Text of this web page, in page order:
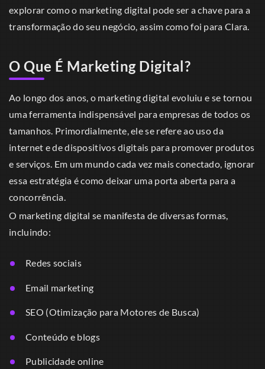
explorar como o marketing digital pode ser a chave para a
transformação do seu negócio, assim como foi para Clara.
O Que É Marketing Digital?
Ao longo dos anos, o marketing digital evoluiu e se tornou
uma ferramenta indispensável para empresas de todos os
tamanhos. Primordialmente, ele se refere ao uso da
internet e de dispositivos digitais para promover produtos
e serviços. Em um mundo cada vez mais conectado, ignorar
essa estratégia é como deixar uma porta aberta para a
concorrência.
O marketing digital se manifesta de diversas formas,
incluindo:
Redes sociais
Email marketing
SEO (Otimização para Motores de Busca)
Conteúdo e blogs
Publicidade online